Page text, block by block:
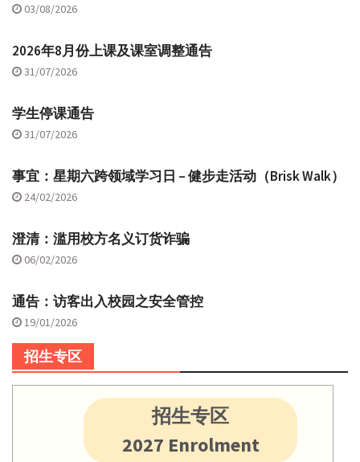
03/08/2026
2026年8月份上课及课室调整通告
31/07/2026
学生停课通告
31/07/2026
事宜：星期六跨领域学习日 – 健步走活动（Brisk Walk）
24/02/2026
澄清：滥用校方名义订货诈骗
06/02/2026
通告：访客出入校园之安全管控
19/01/2026
招生专区
招生专区
2027 Enrolment